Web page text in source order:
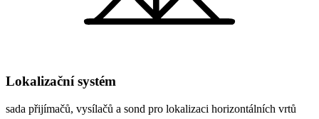
Lokalizační systém
sada přijímačů, vysílačů a sond pro lokalizaci horizontálních vrtů